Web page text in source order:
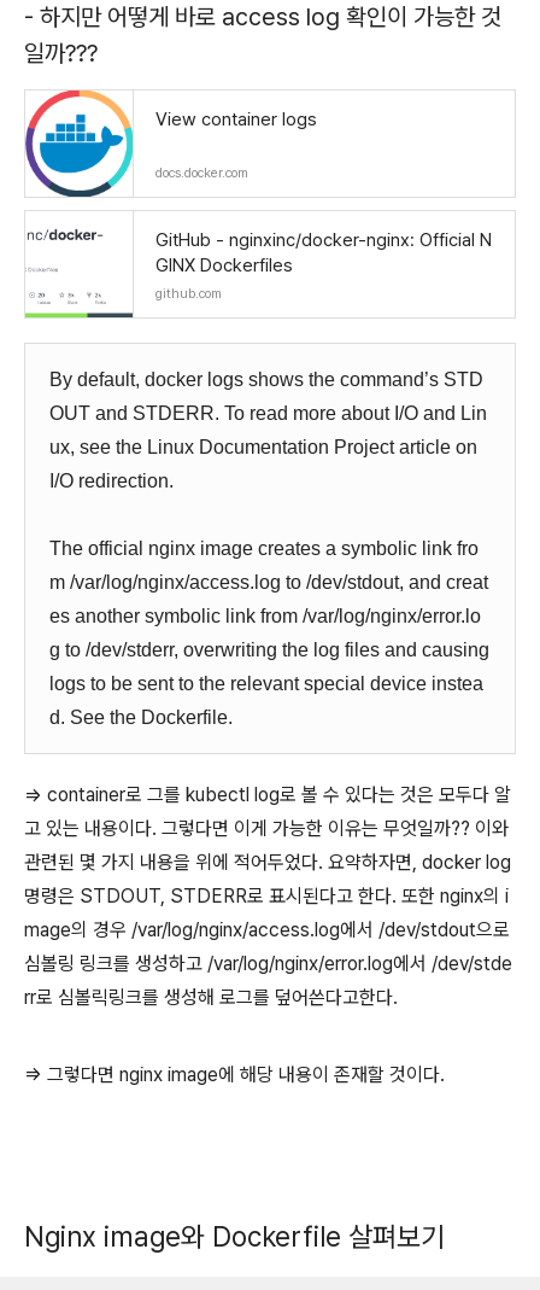
- 하지만 어떻게 바로 access log 확인이 가능한 것
일까???
View container logs
docs.docker.com
GitHub - nginxinc/docker-nginx: Official N
GINX Dockerfiles
github.com
By default, docker logs shows the command’s STD
OUT and STDERR. To read more about I/O and Lin
ux, see the Linux Documentation Project article on
I/O redirection.
The official nginx image creates a symbolic link fro
m /var/log/nginx/access.log to /dev/stdout, and creat
es another symbolic link from /var/log/nginx/error.lo
g to /dev/stderr, overwriting the log files and causing
logs to be sent to the relevant special device instea
d. See the Dockerfile.
=> container로 그를 kubectl log로 볼 수 있다는 것은 모두다 알
고 있는 내용이다. 그렇다면 이게 가능한 이유는 무엇일까?? 이와
관련된 몇 가지 내용을 위에 적어두었다. 요약하자면, docker log
명령은 STDOUT, STDERR로 표시된다고 한다. 또한 nginx의 i
mage의 경우 /var/log/nginx/access.log에서 /dev/stdout으로
심볼링 링크를 생성하고 /var/log/nginx/error.log에서 /dev/stde
rr로 심볼릭링크를 생성해 로그를 덮어쓴다고한다.
=> 그렇다면 nginx image에 해당 내용이 존재할 것이다.
Nginx image와 Dockerfile 살펴보기